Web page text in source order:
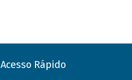
Acesso Rápido